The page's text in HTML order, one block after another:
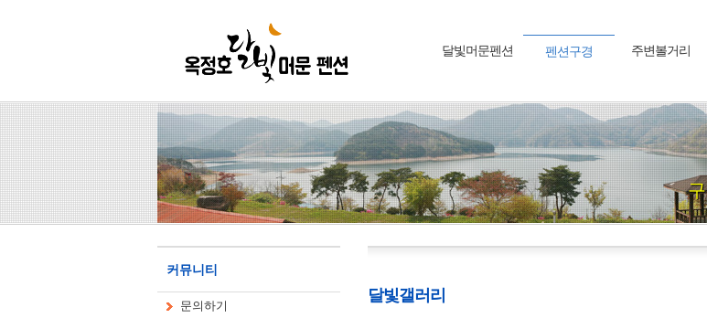
달빛머문펜션 펜션구경 주변볼거리
커뮤니티
문의하기
달빛갤러리